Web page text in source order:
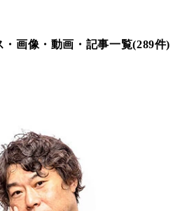
・画像・動画・記事一覧(289件)